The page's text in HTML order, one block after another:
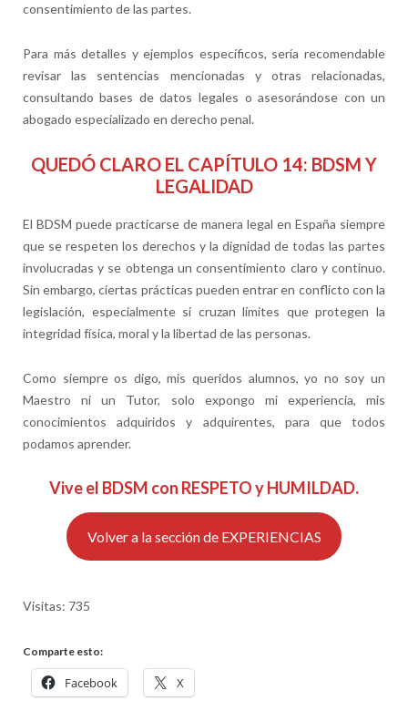
consentimiento de las partes.
Para más detalles y ejemplos específicos, sería recomendable
revisar las sentencias mencionadas y otras relacionadas,
consultando bases de datos legales o asesorándose con un
abogado especializado en derecho penal.
QUEDÓ CLARO EL CAPÍTULO 14: BDSM Y
LEGALIDAD
El BDSM puede practicarse de manera legal en España siempre
que se respeten los derechos y la dignidad de todas las partes
involucradas y se obtenga un consentimiento claro y continuo.
Sin embargo, ciertas prácticas pueden entrar en conflicto con la
legislación, especialmente si cruzan límites que protegen la
integridad física, moral y la libertad de las personas.
Como siempre os digo, mis queridos alumnos, yo no soy un
Maestro ni un Tutor, solo expongo mi experiencia, mis
conocimientos adquiridos y adquirentes, para que todos
podamos aprender.
Vive el BDSM con RESPETO y HUMILDAD.
Volver a la sección de EXPERIENCIAS
Visitas: 735
Comparte esto:
Facebook X